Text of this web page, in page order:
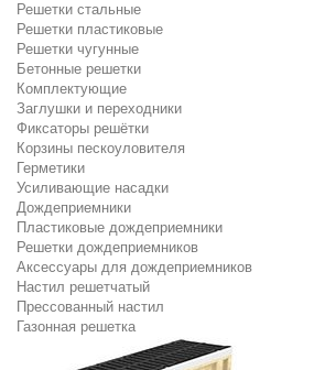
Решетки стальные
Решетки пластиковые
Решетки чугунные
Бетонные решетки
Комплектующие
Заглушки и переходники
Фиксаторы решётки
Корзины пескоуловителя
Герметики
Усиливающие насадки
Дождеприемники
Пластиковые дождеприемники
Решетки дождеприемников
Аксессуары для дождеприемников
Настил решетчатый
Прессованный настил
Газонная решетка